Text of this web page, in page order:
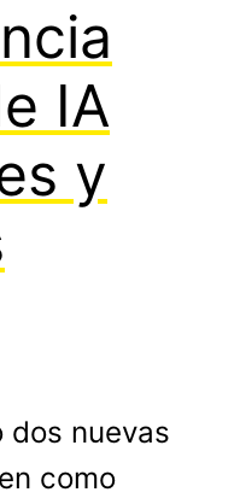
IA
y
dos nuevas
como